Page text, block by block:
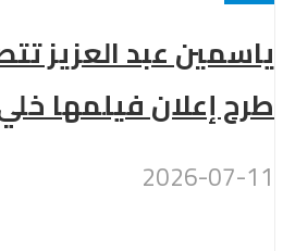
ياسمين عبد العزيز
طرح إعلان فيلمها
2026-07-11